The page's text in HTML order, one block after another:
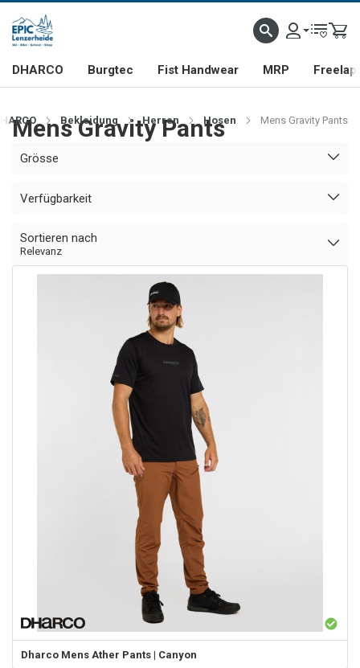
DHARCO Burgtec Fist Handwear MRP Freelap
Bekleidung Herren Hosen Mens Gravity Pants
Mens Gravity Pants
Grösse
Verfügbarkeit
Sortieren nach
Relevanz
Dharco Mens Ather Pants | Canyon